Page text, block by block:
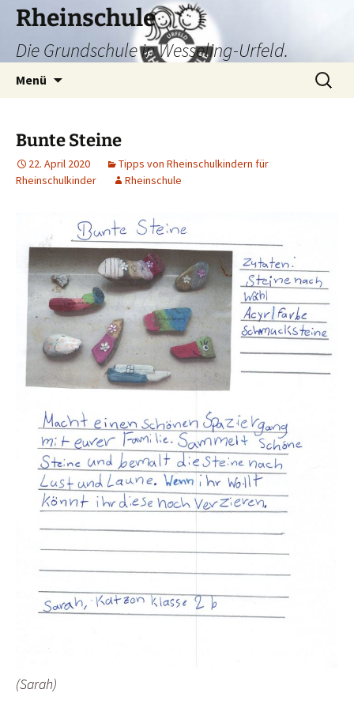
Zum
Inhalt
springen
Rheinschule
Die Grundschule in Wesseling-Urfeld.
Menü
Suchen
nach:
Bunte Steine
22. April 2020
Tipps von Rheinschulkindern für
Rheinschulkinder
Rheinschule
(Sarah)